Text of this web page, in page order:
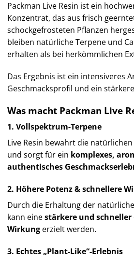
Packman Live Resin ist ein
Konzentrat, das aus frisch
schockgefrosteten Pflanzen
bleiben natürliche Terpene und
erhalten als bei herkömmlichen
Das Ergebnis ist ein intensiveres
Geschmacksprofil und ein
Was macht Packman Live
1. Vollspektrum-Terpene
Live Resin bewahrt die
und sorgt für ein komplexes,
authentisches
2. Höhere Potenz & schnellere
Durch die Erhaltung der
kann einestärkere und schneller
Wirkung erzielt werden.
3. Echtes „Plant-Like“-Erlebnis